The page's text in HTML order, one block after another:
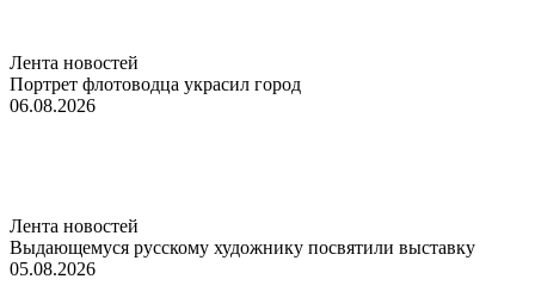
Лента новостей
Портрет флотоводца украсил город
06.08.2026
Лента новостей
Выдающемуся русскому художнику посвятили выставку
05.08.2026